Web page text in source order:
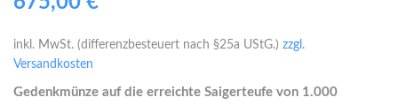
inkl. MwSt. (differenzbesteuert nach §25a UStG.) zzgl.
Versandkosten
Gedenkmünze auf die erreichte Saigerteufe von 1.000